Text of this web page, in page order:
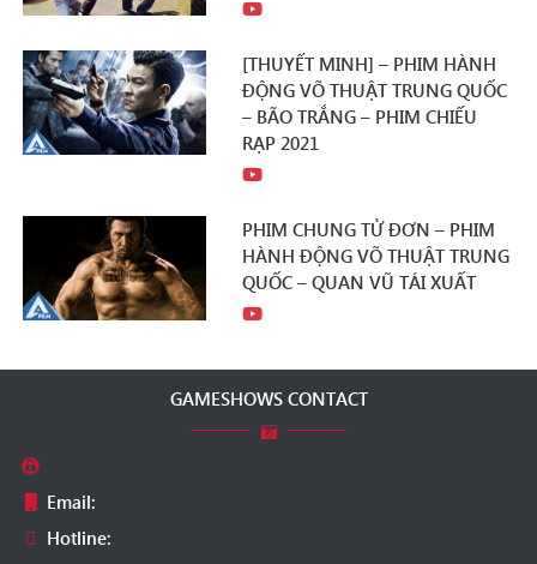
[THUYẾT MINH] – PHIM HÀNH
ĐỘNG VÕ THUẬT TRUNG QUỐC
– BÃO TRẮNG – PHIM CHIẾU
RẠP 2021
PHIM CHUNG TỬ ĐƠN – PHIM
HÀNH ĐỘNG VÕ THUẬT TRUNG
QUỐC – QUAN VŨ TÁI XUẤT
GAMESHOWS CONTACT
Email:
Hotline: